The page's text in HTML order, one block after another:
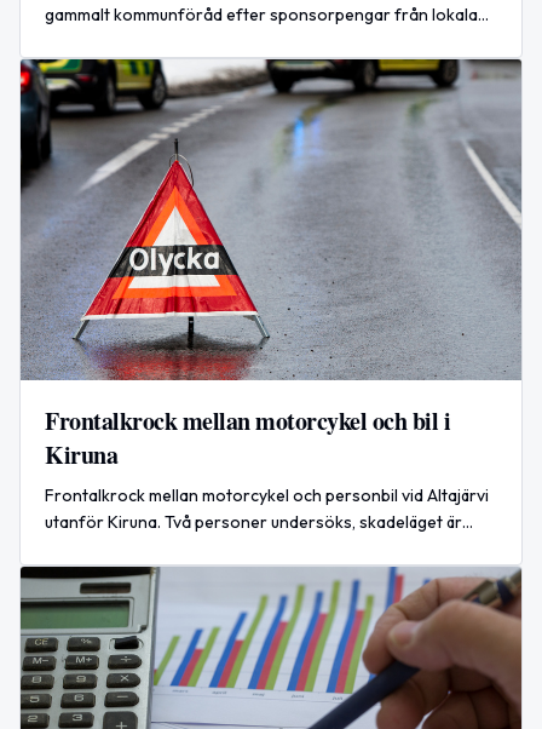
gammalt kommunföråd efter sponsorpengar från lokala
Frontalkrock mellan motorcykel och bil i
Kiruna
Frontalkrock mellan motorcykel och personbil vid Altajärvi
utanför Kiruna. Två personer undersöks, skadeläget är